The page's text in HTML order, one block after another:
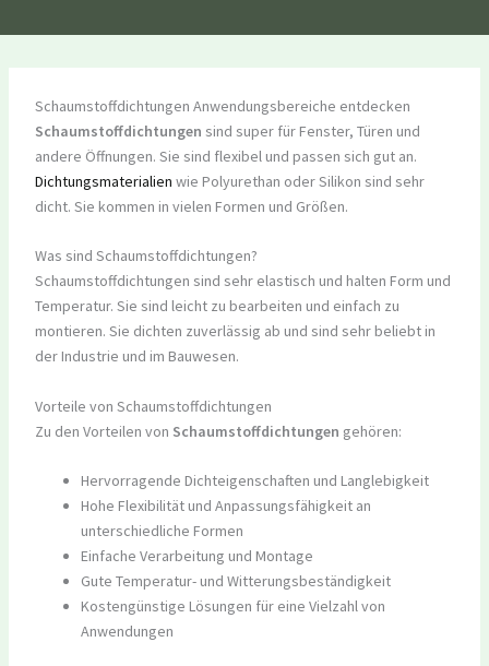
Schaumstoffdichtungen Anwendungsbereiche entdecken
Schaumstoffdichtungen sind super für Fenster, Türen und
andere Öffnungen. Sie sind flexibel und passen sich gut an.
Dichtungsmaterialien wie Polyurethan oder Silikon sind sehr
dicht. Sie kommen in vielen Formen und Größen.
Was sind Schaumstoffdichtungen?
Schaumstoffdichtungen sind sehr elastisch und halten Form und
Temperatur. Sie sind leicht zu bearbeiten und einfach zu
montieren. Sie dichten zuverlässig ab und sind sehr beliebt in
der Industrie und im Bauwesen.
Vorteile von Schaumstoffdichtungen
Zu den Vorteilen von Schaumstoffdichtungen gehören:
Hervorragende Dichteigenschaften und Langlebigkeit
Hohe Flexibilität und Anpassungsfähigkeit an
unterschiedliche Formen
Einfache Verarbeitung und Montage
Gute Temperatur- und Witterungsbeständigkeit
Kostengünstige Lösungen für eine Vielzahl von
Anwendungen